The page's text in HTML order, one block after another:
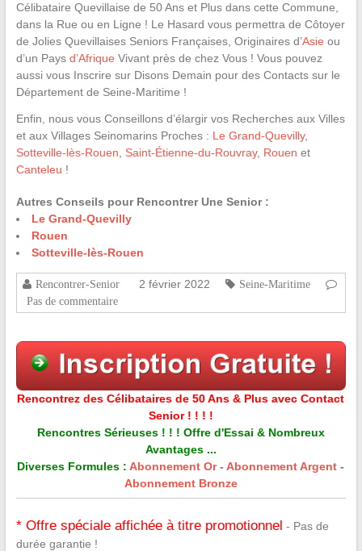
Célibataire Quevillaise de 50 Ans et Plus dans cette Commune,
dans la Rue ou en Ligne ! Le Hasard vous permettra de Côtoyer
de Jolies Quevillaises Seniors Françaises, Originaires d’Asie ou
d’un Pays d’Afrique Vivant près de chez Vous ! Vous pouvez
aussi vous Inscrire sur Disons Demain pour des Contacts sur le
Département de Seine-Maritime !
Enfin, nous vous Conseillons d’élargir vos Recherches aux Villes
et aux Villages Seinomarins Proches : Le Grand-Quevilly,
Sotteville-lès-Rouen, Saint-Étienne-du-Rouvray, Rouen et
Canteleu !
Autres Conseils pour Rencontrer Une Senior :
Le Grand-Quevilly
Rouen
Sotteville-lès-Rouen
Rencontrer-Senior 2 février 2022
Seine-Maritime
Pas de commentaire
Rencontrez des Célibataires de 50 Ans & Plus avec Contact
Senior ! ! ! !
Rencontres Sérieuses ! ! ! Offre d'Essai & Nombreux
Avantages ...
Diverses Formules : Abonnement Or-Abonnement Argent -
Abonnement Bronze
* Offre spéciale affichée à titre promotionnel - Pas de
durée garantie !